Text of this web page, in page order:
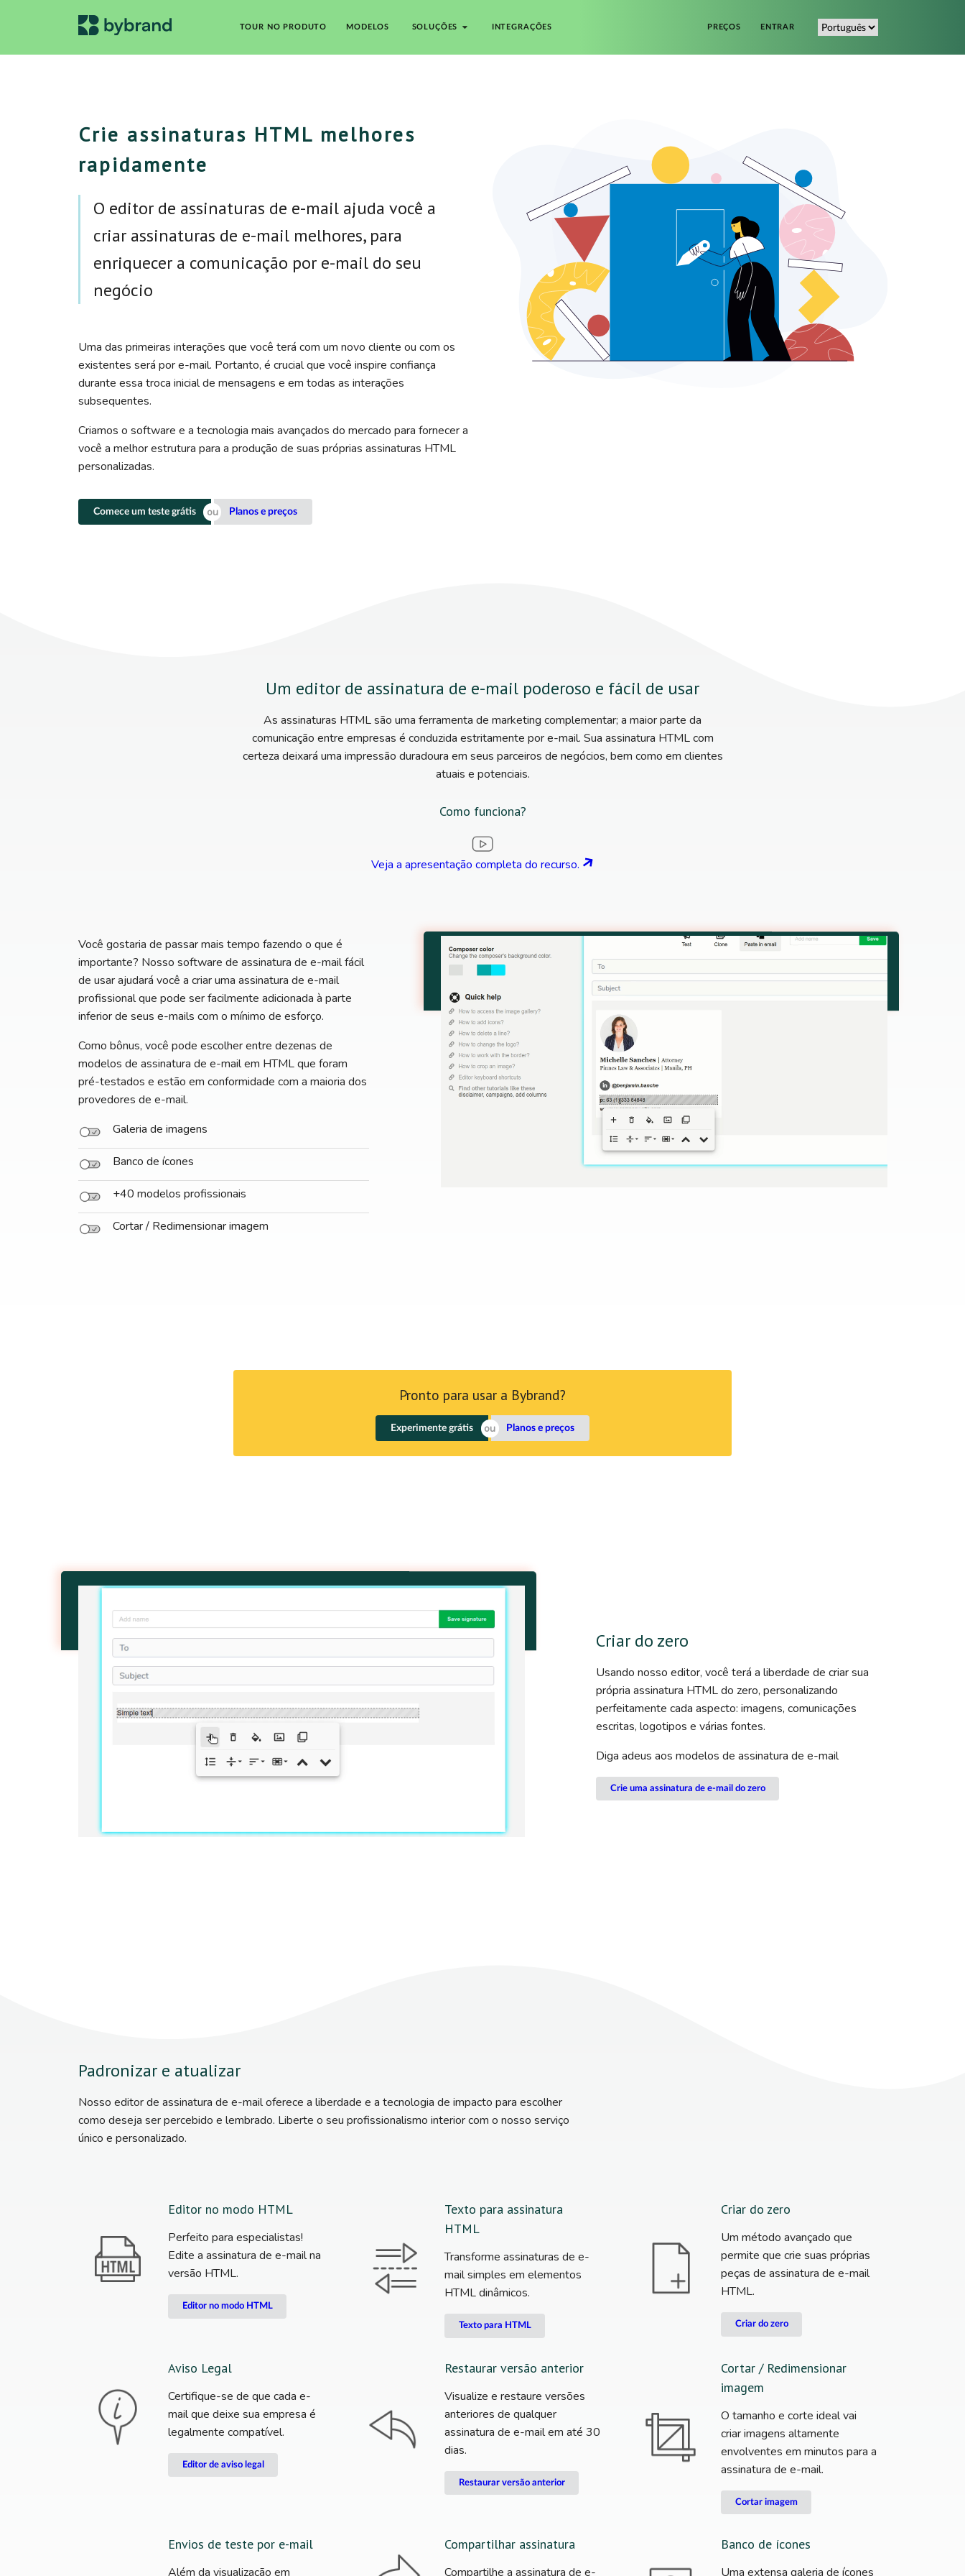
TOUR NO PRODUTO MODELOS SOLUÇÕES INTEGRAÇÕES PREÇOS ENTRAR
Crie assinaturas HTML melhores
rapidamente
O editor de assinaturas de e-mail ajuda você a
criar assinaturas de e-mail melhores, para
enriquecer a comunicação por e-mail do seu
negócio
Uma das primeiras interações que você terá com um novo cliente ou com os
existentes será por e-mail. Portanto, é crucial que você inspire confiança
durante essa troca inicial de mensagens e em todas as interações
subsequentes.
Criamos o software e a tecnologia mais avançados do mercado para fornecer a
você a melhor estrutura para a produção de suas próprias assinaturas HTML
personalizadas.
Comece um teste grátis Planos e preços
Um editor de assinatura de e-mail poderoso e fácil de usar
As assinaturas HTML são uma ferramenta de marketing complementar; a maior parte da
comunicação entre empresas é conduzida estritamente por e-mail. Sua assinatura HTML com
certeza deixará uma impressão duradoura em seus parceiros de negócios, bem como em clientes
atuais e potenciais.
Como funciona?
Veja a apresentação completa do recurso.
Você gostaria de passar mais tempo fazendo o que é
importante? Nosso software de assinatura de e-mail fácil
de usar ajudará você a criar uma assinatura de e-mail
profissional que pode ser facilmente adicionada à parte
inferior de seus e-mails com o mínimo de esforço.
Como bônus, você pode escolher entre dezenas de
modelos de assinatura de e-mail em HTML que foram
pré-testados e estão em conformidade com a maioria dos
provedores de e-mail.
Galeria de imagens
Banco de ícones
+40 modelos profissionais
Cortar / Redimensionar imagem
Pronto para usar a Bybrand?
Experimente grátis Planos e preços
Criar do zero
Usando nosso editor, você terá a liberdade de criar sua
própria assinatura HTML do zero, personalizando
perfeitamente cada aspecto: imagens, comunicações
escritas, logotipos e várias fontes.
Diga adeus aos modelos de assinatura de e-mail
Crie uma assinatura de e-mail do zero
Padronizar e atualizar
Nosso editor de assinatura de e-mail oferece a liberdade e a tecnologia de impacto para escolher
como deseja ser percebido e lembrado. Liberte o seu profissionalismo interior com o nosso serviço
único e personalizado.
Editor no modo HTML
Perfeito para especialistas!
Edite a assinatura de e-mail na
versão HTML.
Editor no modo HTML
Texto para assinatura
HTML
Transforme assinaturas de e-
mail simples em elementos
HTML dinâmicos.
Texto para HTML
Criar do zero
Um método avançado que
permite que crie suas próprias
peças de assinatura de e-mail
HTML.
Criar do zero
Aviso Legal
Certifique-se de que cada e-
mail que deixe sua empresa é
legalmente compatível.
Editor de aviso legal
Restaurar versão anterior
Visualize e restaure versões
anteriores de qualquer
assinatura de e-mail em até 30
dias.
Restaurar versão anterior
Cortar / Redimensionar
imagem
O tamanho e corte ideal vai
criar imagens altamente
envolventes em minutos para a
assinatura de e-mail.
Cortar imagem
Envios de teste por e-mail
Além da visualização em
Compartilhar assinatura
Compartilhe a assinatura de e-
Banco de ícones
Uma extensa galeria de ícones